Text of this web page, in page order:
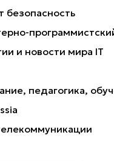
безопасность
и новости мира IT
педагогика,